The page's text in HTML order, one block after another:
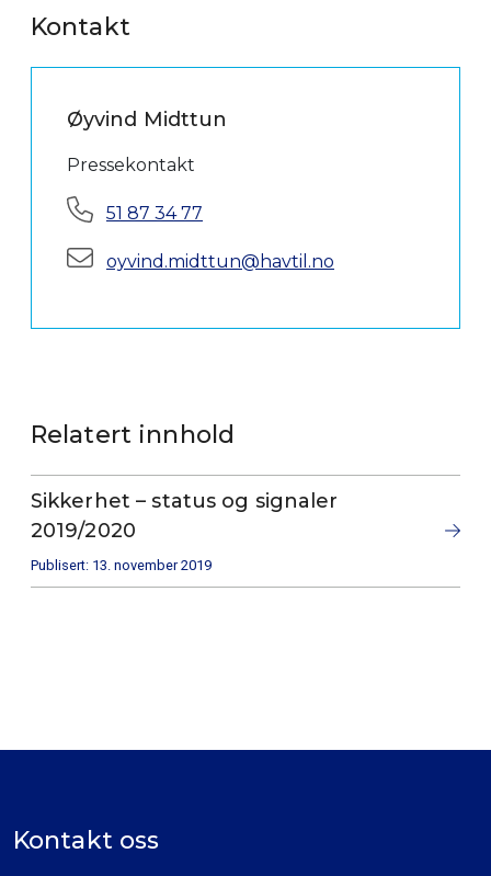
Kontakt
Øyvind Midttun
Pressekontakt
Telefon:51 87 34 77
E-post:oyvind.midttun@havtil.no
Relatert innhold
Sikkerhet – status og signaler
2019/2020
Publisert: 13. november 2019
Kontakt oss